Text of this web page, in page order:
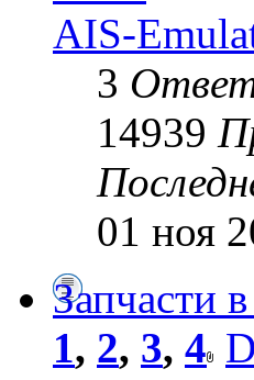
AIS-
3
14939
01 ноя
Запчасти
1, 2, 3, 4